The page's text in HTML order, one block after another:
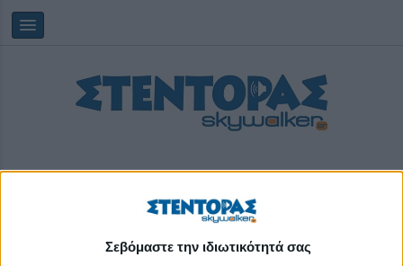
Σεβόμαστε την ιδιωτικότητά σας